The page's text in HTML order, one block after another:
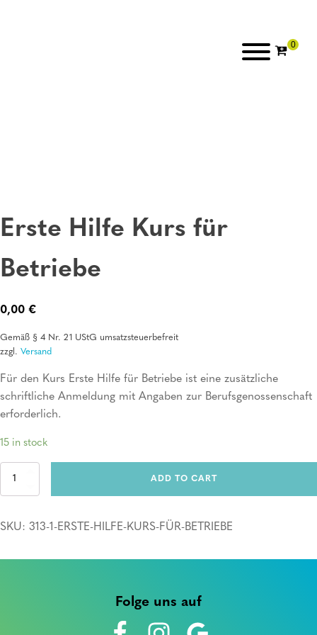
Erste Hilfe Kurs für
Betriebe
0,00 €
Gemäß § 4 Nr. 21 UStG umsatzsteuerbefreit
zzgl. Versand
Für den Kurs Erste Hilfe für Betriebe ist eine zusätzliche
schriftliche Anmeldung mit Angaben zur Berufsgenossenschaft
erforderlich.
15 in stock
Erste
Betriebe
ADD TO CART
SKU: 313-1-ERSTE-HILFE-KURS-FÜR-BETRIEBE
Folge uns auf